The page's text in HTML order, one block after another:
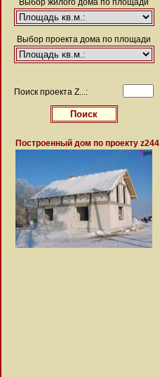
Выбор жилого дома по площади
Выбор проекта дома по площади
Поиск проекта Z...:
Построенный дом по проекту z244